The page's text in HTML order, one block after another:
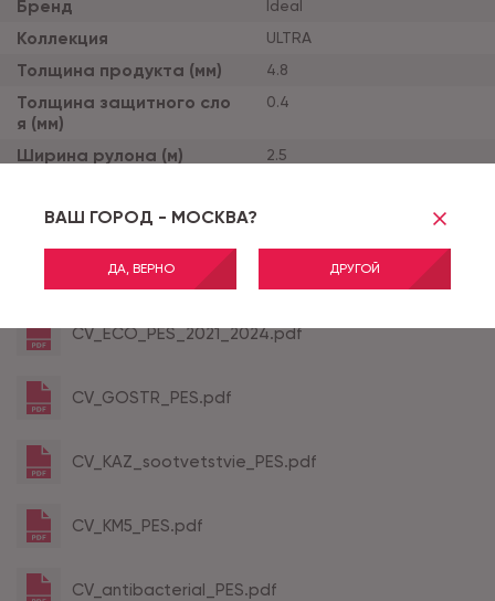
ВАШ ГОРОД - МОСКВА?
ДА, ВЕРНО ДРУГОЙ
Бренд Ideal
Коллекция ULTRA
Толщина продукта (мм) 4.8
Толщина защитного сло
я (мм)
0.4
Ширина рулона (м) 2.5
Класс применения
CV_ECO_PES_2021_2024.pdf
CV_GOSTR_PES.pdf
CV_KAZ_sootvetstvie_PES.pdf
CV_KM5_PES.pdf
CV_antibacterial_PES.pdf